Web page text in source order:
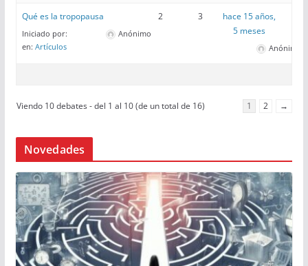
Qué es la tropopausa
Iniciado por:
Anónimo
en: Artículos
2 3
hace 15 años,
5 meses
Anónimo
Viendo 10 debates - del 1 al 10 (de un total de 16) 1 2 →
Novedades